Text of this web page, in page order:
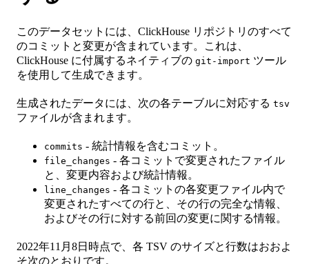
このデータセットには、ClickHouse リポジトリのすべて
のコミットと変更が含まれています。これは、
ClickHouse に付属するネイティブの git-import ツール
を使用して生成できます。
生成されたデータには、次の各テーブルに対応する tsv
ファイルが含まれます。
commits - 統計情報を含むコミット。
file_changes - 各コミットで変更されたファイル
と、変更内容および統計情報。
line_changes - 各コミットの各変更ファイル内で
変更されたすべての行と、その行の完全な情報、
およびその行に対する前回の変更に関する情報。
2022年11月8日時点で、各 TSV のサイズと行数はおおよ
そ次のとおりです。